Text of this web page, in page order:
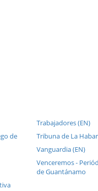
de
Trabajadores (EN)
Tribuna de La
Vanguardia (EN)
Venceremos -
de Guantánamo